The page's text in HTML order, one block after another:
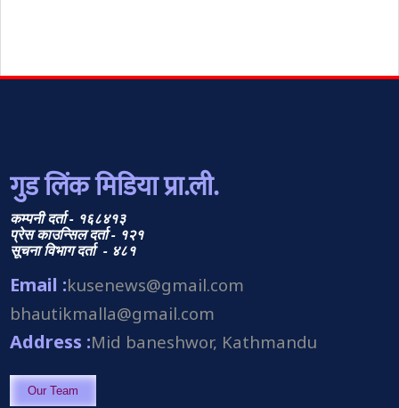
गुड लिंक मिडिया प्रा.ली.
कम्पनी दर्ता - १६८४१३
प्रेस काउन्सिल दर्ता - १२१
सूचना विभाग दर्ता - ४८१
Email :kusenews@gmail.com
bhautikmalla@gmail.com
Address :Mid baneshwor, Kathmandu
Our Team